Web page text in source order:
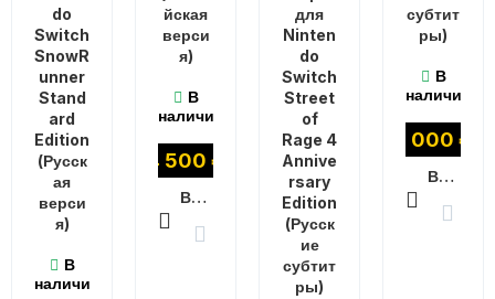
do
Switch
SnowR
unner
Stand
ard
Edition
(Русск
ая
верси
я)
В
наличии
йская
верси
я)
В
наличии
4 500 ₽
В КОРЗИНУ
для
Ninten
do
Switch
Street
of
Rage 4
Annive
rsary
Edition
(Русск
ие
субтит
ры)
субтит
ры)
В
наличии
5 000 ₽
В КОРЗИНУ